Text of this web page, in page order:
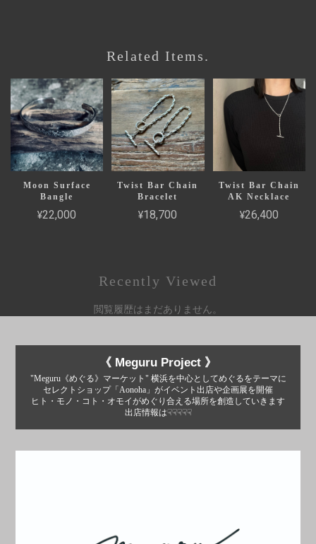
Related Items.
Moon Surface
Bangle
¥22,000
Twist Bar Chain
Bracelet
¥18,700
Twist Bar Chain
AK Necklace
¥26,400
Recently Viewed
閲覧履歴はまだありません。
《 Meguru Project 》
"Meguru《めぐる》マーケット" 横浜を中心としてめぐるをテーマに
セレクトショップ「Aonoha」がイベント出店や企画展を開催
ヒト・モノ・コト・オモイがめぐり合える場所を創造していきます
出店情報は☟☟☟☟☟